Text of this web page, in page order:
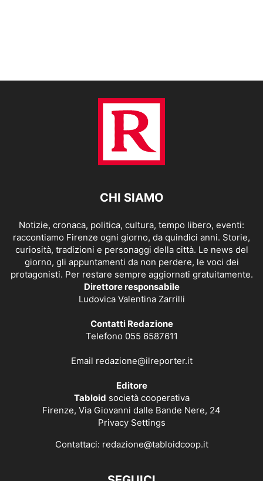
CHI SIAMO
Notizie, cronaca, politica, cultura, tempo libero, eventi:
raccontiamo Firenze ogni giorno, da quindici anni. Storie,
curiosità, tradizioni e personaggi della città. Le news del
giorno, gli appuntamenti da non perdere, le voci dei
protagonisti. Per restare sempre aggiornati gratuitamente.
Direttore responsabile
Ludovica Valentina Zarrilli
Contatti Redazione
Telefono 055 6587611
Email redazione@ilreporter.it
Editore
Tabloid società cooperativa
Firenze, Via Giovanni dalle Bande Nere, 24
Privacy Settings
Contattaci: redazione@tabloidcoop.it